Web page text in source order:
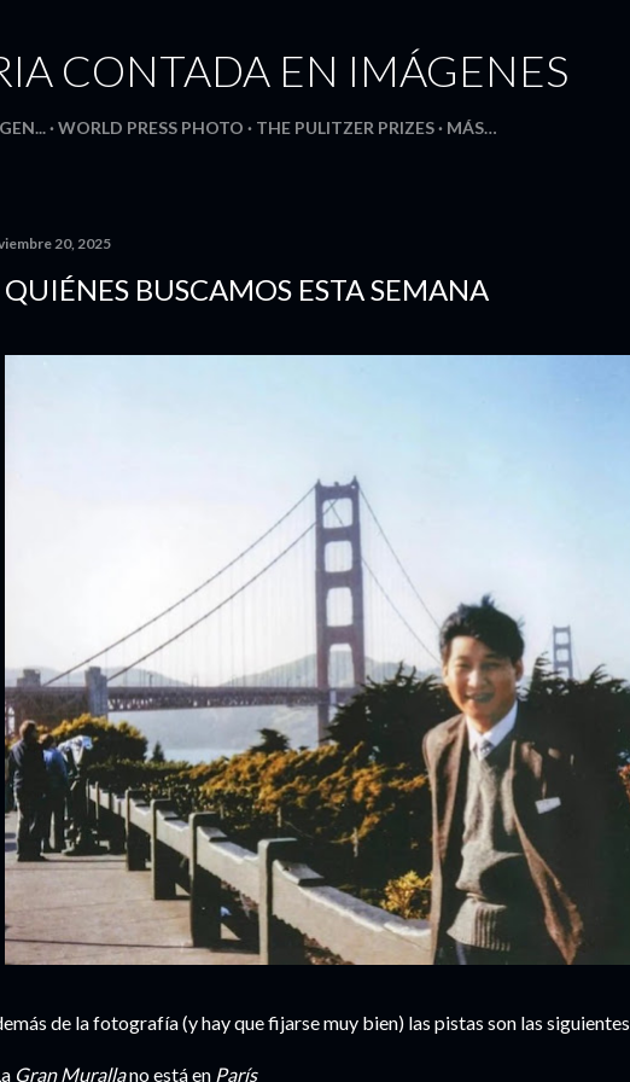
CONTADA EN IMÁGENES
WORLD PRESS PHOTO THE PULITZER PRIZES MÁS…
20, 2025
BUSCAMOS ESTA SEMANA
de la fotografía (y hay que fijarse muy bien) las pistas son las
Gran Murallano está en París